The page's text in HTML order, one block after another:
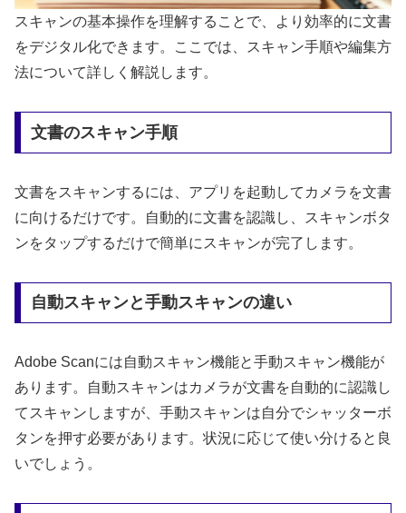
スキャンの基本操作を理解することで、より効率的に文書
をデジタル化できます。ここでは、スキャン手順や編集方
法について詳しく解説します。
文書のスキャン手順
文書をスキャンするには、アプリを起動してカメラを文書
に向けるだけです。自動的に文書を認識し、スキャンボタ
ンをタップするだけで簡単にスキャンが完了します。
自動スキャンと手動スキャンの違い
Adobe Scanには自動スキャン機能と手動スキャン機能が
あります。自動スキャンはカメラが文書を自動的に認識し
てスキャンしますが、手動スキャンは自分でシャッターボ
タンを押す必要があります。状況に応じて使い分けると良
いでしょう。